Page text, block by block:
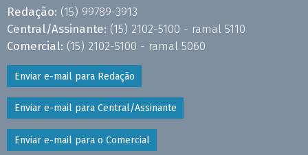
Redação: (15) 99789-3913
Central/Assinante: (15) 2102-5100 - ramal 5110
Comercial: (15) 2102-5100 - ramal 5060
Enviar e-mail para Redação
Enviar e-mail para Central/Assinante
Enviar e-mail para o Comercial